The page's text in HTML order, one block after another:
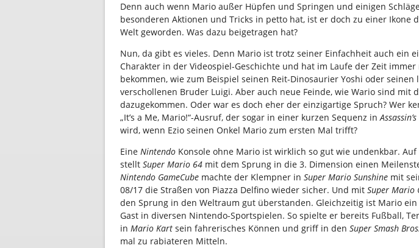
Denn auch wenn Mario außer Hüpfen und Springen und einigen
besonderen Aktionen und Tricks in petto hat, ist er doch zu einer Ikone
Welt geworden. Was dazu beigetragen hat?
Nun, da gibt es vieles. Denn Mario ist trotz seiner Einfachheit auch ein
Charakter in der Videospiel-Geschichte und hat im Laufe der Zeit
bekommen, wie zum Beispiel seinen Reit-Dinosaurier Yoshi oder seinen
verschollenen Bruder Luigi. Aber auch neue Feinde, wie Wario sind mit
dazugekommen. Oder war es doch eher der einzigartige Spruch? Wer
„It’s a Me, Mario!“-Ausruf, der sogar in einer kurzen Sequenz in
wird, wenn Ezio seinen Onkel Mario zum ersten Mal trifft?
Eine Nintendo Konsole ohne Mario ist wirklich so gut wie undenkbar. Auf
stellt Super Mario 64 mit dem Sprung in die 3. Dimension einen
Nintendo GameCube machte der Klempner in Super Mario Sunshine mit
08/17 die Straßen von Piazza Delfino wieder sicher. Und mit Super Mario
den Sprung in den Weltraum gut überstanden. Gleichzeitig ist Mario
Gast in diversen Nintendo-Sportspielen. So spielte er bereits Fußball,
in Mario Kart sein fahrerisches Können und griff in den Super Smash Bros.
mal zu rabiateren Mitteln.